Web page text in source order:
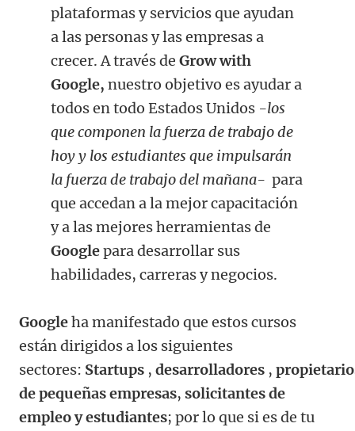
plataformas y servicios que ayudan
a las personas y las empresas a
crecer. A través de Grow with
Google, nuestro objetivo es ayudar a
todos en todo Estados Unidos -los
que componen la fuerza de trabajo de
hoy y los estudiantes que impulsarán
la fuerza de trabajo del mañana- para
que accedan a la mejor capacitación
y a las mejores herramientas de
Googlepara desarrollar sus
habilidades, carreras y negocios.
Googleha manifestado que estos cursos
están dirigidos a los siguientes
sectores: Startups , desarrolladores ,
de pequeñas empresas, solicitantes de
empleo y estudiantes; por lo que si es de tu